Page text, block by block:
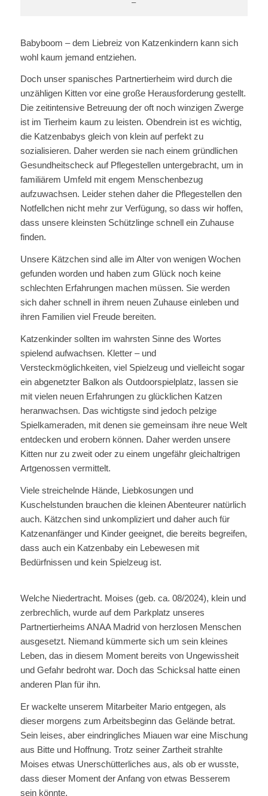
–
Babyboom – dem Liebreiz von Katzenkindern kann sich
wohl kaum jemand entziehen.
Doch unser spanisches Partnertierheim wird durch die
unzähligen Kitten vor eine große Herausforderung gestellt.
Die zeitintensive Betreuung der oft noch winzigen Zwerge
ist im Tierheim kaum zu leisten. Obendrein ist es wichtig,
die Katzenbabys gleich von klein auf perfekt zu
sozialisieren. Daher werden sie nach einem gründlichen
Gesundheitscheck auf Pflegestellen untergebracht, um in
familiärem Umfeld mit engem Menschenbezug
aufzuwachsen. Leider stehen daher die Pflegestellen den
Notfellchen nicht mehr zur Verfügung, so dass wir hoffen,
dass unsere kleinsten Schützlinge schnell ein Zuhause
finden.
Unsere Kätzchen sind alle im Alter von wenigen Wochen
gefunden worden und haben zum Glück noch keine
schlechten Erfahrungen machen müssen. Sie werden
sich daher schnell in ihrem neuen Zuhause einleben und
ihren Familien viel Freude bereiten.
Katzenkinder sollten im wahrsten Sinne des Wortes
spielend aufwachsen. Kletter – und
Versteckmöglichkeiten, viel Spielzeug und vielleicht sogar
ein abgenetzter Balkon als Outdoorspielplatz, lassen sie
mit vielen neuen Erfahrungen zu glücklichen Katzen
heranwachsen. Das wichtigste sind jedoch pelzige
Spielkameraden, mit denen sie gemeinsam ihre neue Welt
entdecken und erobern können. Daher werden unsere
Kitten nur zu zweit oder zu einem ungefähr gleichaltrigen
Artgenossen vermittelt.
Viele streichelnde Hände, Liebkosungen und
Kuschelstunden brauchen die kleinen Abenteurer natürlich
auch. Kätzchen sind unkompliziert und daher auch für
Katzenanfänger und Kinder geeignet, die bereits begreifen,
dass auch ein Katzenbaby ein Lebewesen mit
Bedürfnissen und kein Spielzeug ist.
Welche Niedertracht. Moises (geb. ca. 08/2024), klein und
zerbrechlich, wurde auf dem Parkplatz unseres
Partnertierheims ANAA Madrid von herzlosen Menschen
ausgesetzt. Niemand kümmerte sich um sein kleines
Leben, das in diesem Moment bereits von Ungewissheit
und Gefahr bedroht war. Doch das Schicksal hatte einen
anderen Plan für ihn.
Er wackelte unserem Mitarbeiter Mario entgegen, als
dieser morgens zum Arbeitsbeginn das Gelände betrat.
Sein leises, aber eindringliches Miauen war eine Mischung
aus Bitte und Hoffnung. Trotz seiner Zartheit strahlte
Moises etwas Unerschütterliches aus, als ob er wusste,
dass dieser Moment der Anfang von etwas Besserem
sein könnte.